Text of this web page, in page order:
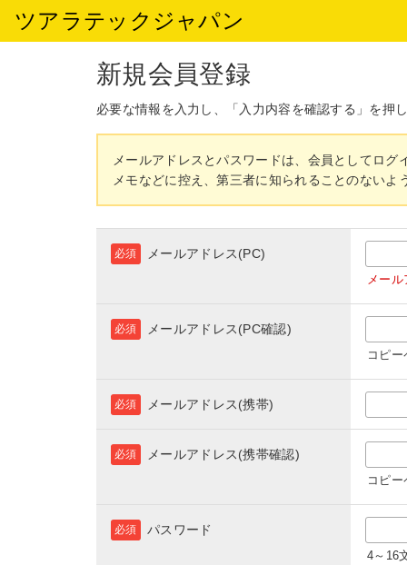
ツアラテックジャパン
新規会員登録
必要な情報を入力し、「入力内容を確認する」を押
メールアドレスとパスワードは、会員としてログ
メモなどに控え、第三者に知られることのないよ
メールアドレス(PC)
必須
メー
メールアドレス(PC確認)
必須
コピ
メールアドレス(携帯)
必須
メールアドレス(携帯確認)
必須
コピ
パスワード
必須
4～16